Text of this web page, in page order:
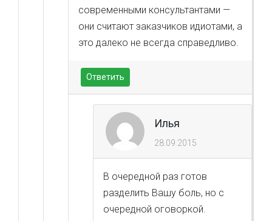
современными консультантами —
они считают заказчиков идиотами, а
это далеко не всегда справедливо.
Ответить
Илья
28.09.2015
В очередной раз готов
разделить Вашу боль, но с
очередной оговоркой.